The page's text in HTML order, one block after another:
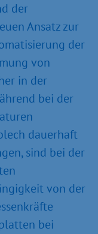
der
Ansatz zur
der
von
in der
bei der
dauerhaft
sind bei der
von der
bei